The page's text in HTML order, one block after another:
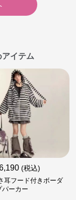
イテム
(税込)
耳フード付きボーダ
パーカー